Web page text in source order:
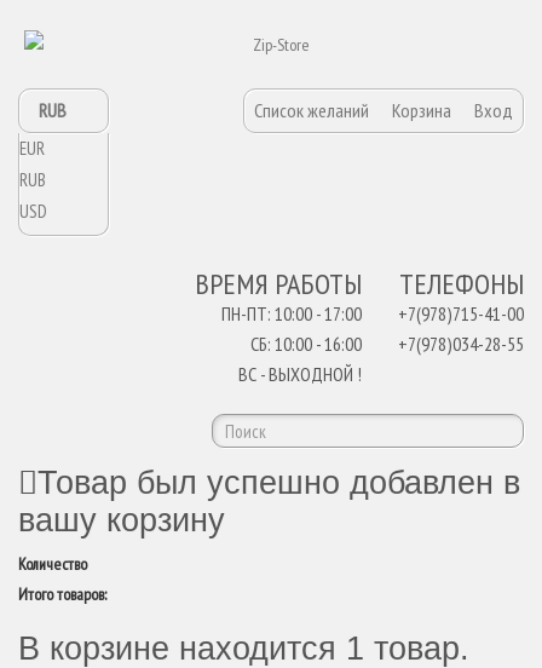
Список желаний Корзина Вход
RUB
EUR
RUB
USD
ТЕЛЕФОНЫ
+7(978)715-41-00
+7(978)034-28-55
ВРЕМЯ РАБОТЫ
ПН-ПТ: 10:00 - 17:00
СБ: 10:00 - 16:00
ВС - ВЫХОДНОЙ !
Товар был успешно добавлен в
вашу корзину
Количество
Итого товаров:
В корзине находится 1 товар.